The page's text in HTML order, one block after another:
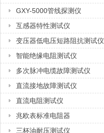
GXY-5000管线探测仪
互感器特性测试仪
变压器低电压短路阻抗测试仪
智能绝缘电阻测试仪
多次脉冲电缆故障测试仪
直流接地故障测试仪
直流电阻测试仪
兆欧表标准电阻器
三杯油耐压测试仪